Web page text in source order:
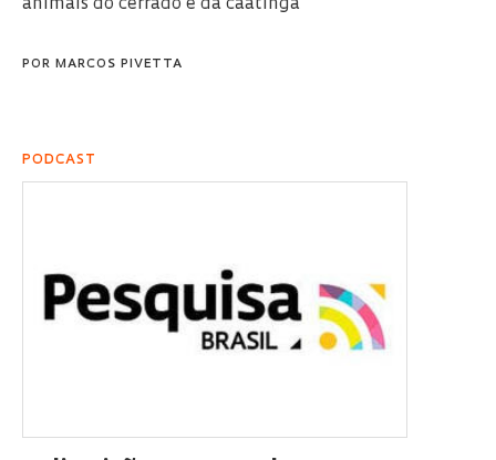
animais do cerrado e da caatinga
POR MARCOS PIVETTA
PODCAST